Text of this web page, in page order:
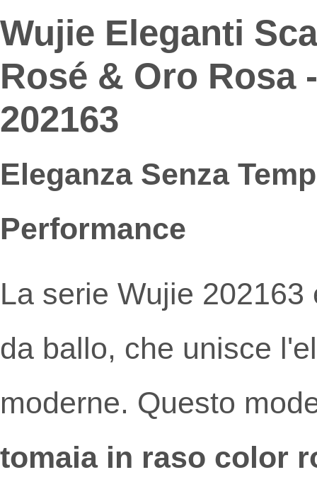
Wujie Eleganti
Rosé & Oro Rosa
202163
Eleganza Senza
Performance
La serie Wujie
da ballo, che unisce
moderne. Questo
tomaia in raso color